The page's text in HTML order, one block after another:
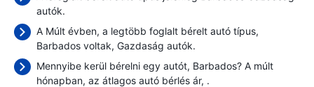
autók.
A Múlt évben, a legtöbb foglalt bérelt autó típus,
Barbados voltak, Gazdaság autók.
Mennyibe kerül bérelni egy autót, Barbados? A múlt
hónapban, az átlagos autó bérlés ár, .